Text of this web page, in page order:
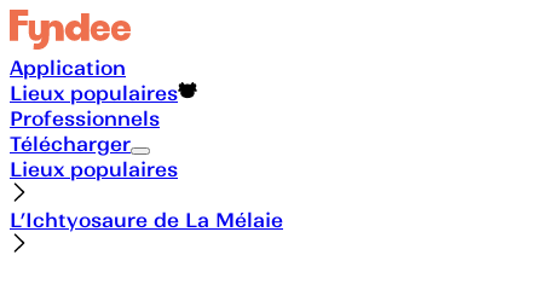
Application
Lieux populaires
Professionnels
Télécharger
Lieux populaires
L’Ichtyosaure de La Mélaie